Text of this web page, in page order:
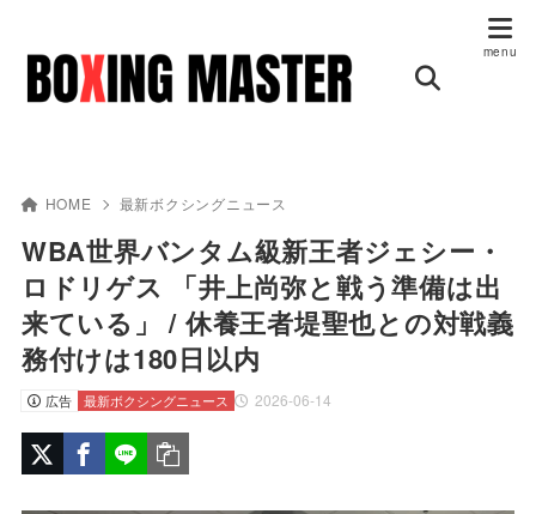
HOME 最新ボクシングニュース
WBA世界バンタム級新王者ジェシー・
ロドリゲス 「井上尚弥と戦う準備は出
来ている」 / 休養王者堤聖也との対戦義
務付けは180日以内
広告 2026-06-14
最新ボクシングニュース